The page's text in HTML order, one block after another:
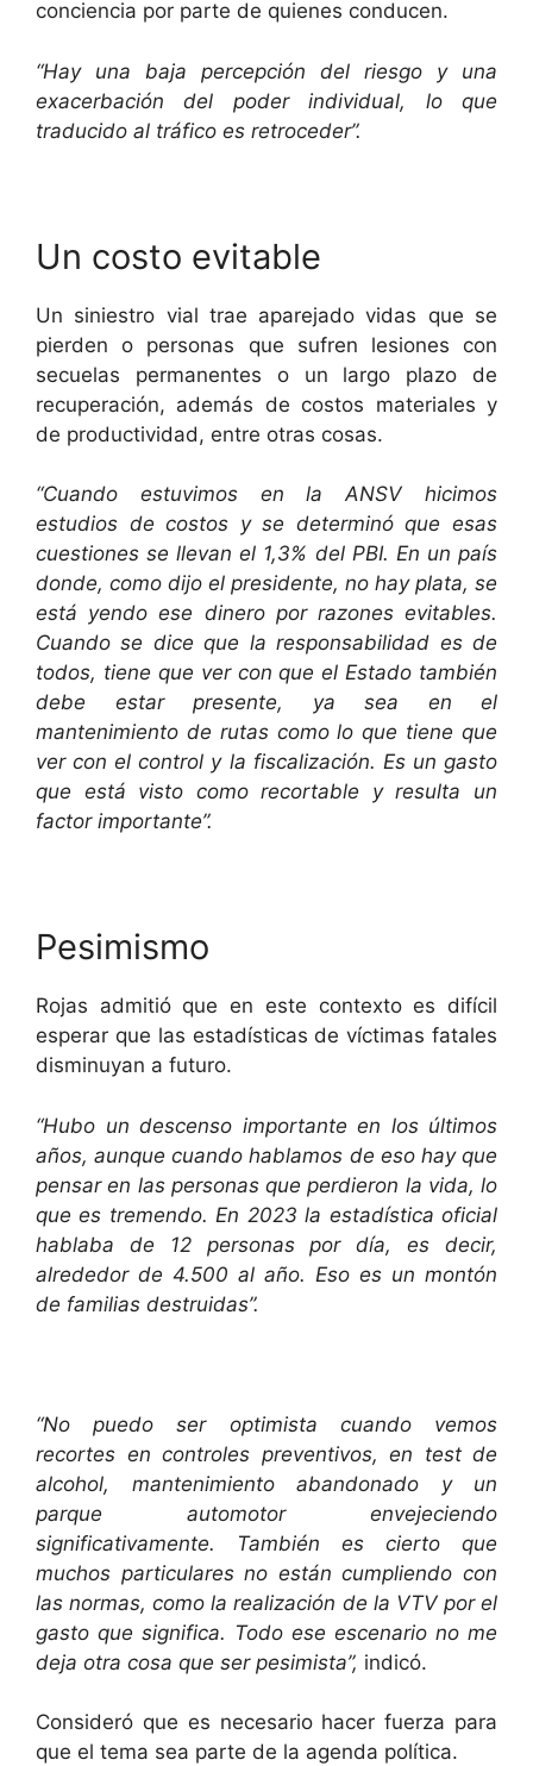
conciencia por parte de quienes conducen.
“Hay una baja percepción del riesgo y una
exacerbación del poder individual, lo que
traducido al tráfico es retroceder”.
Un costo evitable
Un siniestro vial trae aparejado vidas que se
pierden o personas que sufren lesiones con
secuelas permanentes o un largo plazo de
recuperación, además de costos materiales y
de productividad, entre otras cosas.
“Cuando estuvimos en la ANSV hicimos
estudios de costos y se determinó que esas
cuestiones se llevan el 1,3% del PBI. En un país
donde, como dijo el presidente, no hay plata, se
está yendo ese dinero por razones evitables.
Cuando se dice que la responsabilidad es de
todos, tiene que ver con que el Estado también
debe estar presente, ya sea en el
mantenimiento de rutas como lo que tiene que
ver con el control y la fiscalización. Es un gasto
que está visto como recortable y resulta un
factor importante”.
Pesimismo
Rojas admitió que en este contexto es difícil
esperar que las estadísticas de víctimas fatales
disminuyan a futuro.
“Hubo un descenso importante en los últimos
años, aunque cuando hablamos de eso hay que
pensar en las personas que perdieron la vida, lo
que es tremendo. En 2023 la estadística oficial
hablaba de 12 personas por día, es decir,
alrededor de 4.500 al año. Eso es un montón
de familias destruidas”.
“No puedo ser optimista cuando vemos
recortes en controles preventivos, en test de
alcohol, mantenimiento abandonado y un
parque automotor envejeciendo
significativamente. También es cierto que
muchos particulares no están cumpliendo con
las normas, como la realización de la VTV por el
gasto que significa. Todo ese escenario no me
deja otra cosa que ser pesimista”, indicó.
Consideró que es necesario hacer fuerza para
que el tema sea parte de la agenda política.